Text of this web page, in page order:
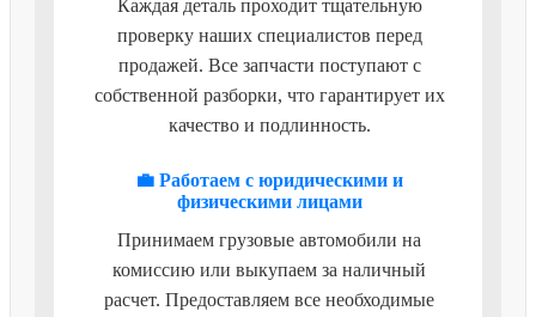
Каждая деталь проходит тщательную
проверку наших специалистов перед
продажей. Все запчасти поступают с
собственной разборки, что гарантирует их
качество и подлинность.
💼 Работаем с юридическими и
физическими лицами
Принимаем грузовые автомобили на
комиссию или выкупаем за наличный
расчет. Предоставляем все необходимые